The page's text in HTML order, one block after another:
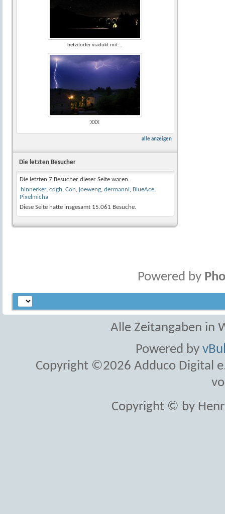
hetzdorfer viadukt mit...
XXX
alle anzeigen
Die letzten Besucher
Die letzten 7 Besucher dieser Seite waren:
hinnerker, cdgh, Con, joeweng, dermanni, BlueAce,
Pixelmicha
Diese Seite hatte insgesamt 15.061 Besuche.
Powered by
Alle Zeitangaben in
Powered by
Copyright ©2026 Adduco Digital
Copyright © by